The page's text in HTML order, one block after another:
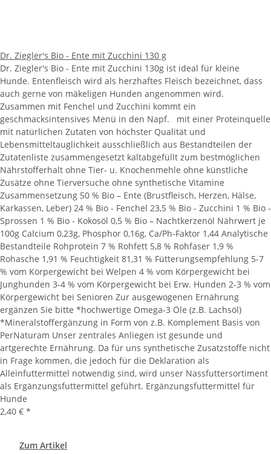
Dr. Ziegler's Bio - Ente mit Zucchini 130 g
Dr. Ziegler's Bio - Ente mit Zucchini 130g ist ideal für kleine
Hunde. Entenfleisch wird als herzhaftes Fleisch bezeichnet, dass
auch gerne von mäkeligen Hunden angenommen wird.
Zusammen mit Fenchel und Zucchini kommt ein
geschmacksintensives Menü in den Napf. mit einer Proteinquelle
mit natürlichen Zutaten von höchster Qualität und
Lebensmitteltauglichkeit ausschließlich aus Bestandteilen der
Zutatenliste zusammengesetzt kaltabgefüllt zum bestmöglichen
Nährstofferhalt ohne Tier- u. Knochenmehle ohne künstliche
Zusätze ohne Tierversuche ohne synthetische Vitamine
Zusammensetzung 50 % Bio – Ente (Brustfleisch, Herzen, Hälse,
Karkassen, Leber) 24 % Bio - Fenchel 23,5 % Bio - Zucchini 1 % Bio -
Sprossen 1 % Bio - Kokosöl 0,5 % Bio – Nachtkerzenöl Nährwert je
100g Calcium 0,23g, Phosphor 0,16g, Ca/Ph-Faktor 1,44 Analytische
Bestandteile Rohprotein 7 % Rohfett 5,8 % Rohfaser 1,9 %
Rohasche 1,91 % Feuchtigkeit 81,31 % Fütterungsempfehlung 5-7
% vom Körpergewicht bei Welpen 4 % vom Körpergewicht bei
Junghunden 3-4 % vom Körpergewicht bei Erw. Hunden 2-3 % vom
Körpergewicht bei Senioren Zur ausgewogenen Ernährung
ergänzen Sie bitte *hochwertige Omega-3 Öle (z.B. Lachsöl)
*Mineralstoffergänzung in Form von z.B. Komplement Basis von
PerNaturam Unser zentrales Anliegen ist gesunde und
artgerechte Ernährung. Da für uns synthetische Zusatzstoffe nicht
in Frage kommen, die jedoch für die Deklaration als
Alleinfuttermittel notwendig sind, wird unser Nassfuttersortiment
als Ergänzungsfuttermittel geführt. Ergänzungsfuttermittel für
Hunde
2,40 € *
Zum Artikel